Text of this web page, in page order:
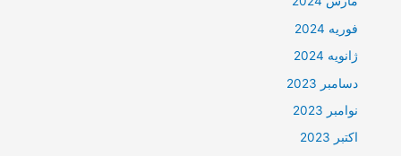
فوریه 2024
ژانویه 2024
دسامبر 2023
نوامبر 2023
اکتبر 2023